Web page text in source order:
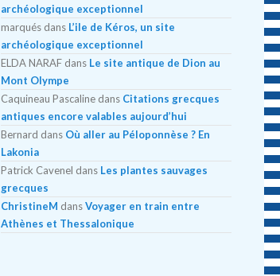
archéologique exceptionnel
marquésdans L’ile de Kéros, un site
archéologique exceptionnel
ELDA NARAFdans Le site antique de Dion au
Mont Olympe
Caquineau Pascalinedans Citations grecques
antiques encore valables aujourd’hui
Bernard dans Où aller au Péloponnèse ? En
Lakonia
Patrick Cavenel dans Les plantes sauvages
grecques
ChristineM dansVoyager en train entre
Athènes et Thessalonique